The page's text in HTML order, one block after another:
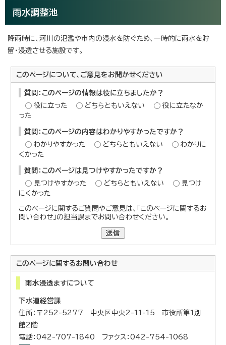
雨水調整池
降雨時に、河川の氾濫や市内の浸水を防ぐため、一時的に雨水を貯
留・浸透させる施設です。
このページについて、ご意見をお聞かせください
質問：このページの情報は役に立ちましたか？
役に立った
どちらともいえない
役に立たなか
った
質問：このページの内容はわかりやすかったですか？
わかりやすかった
どちらともいえない
わかりに
くかった
質問：このページは見つけやすかったですか？
見つけやすかった
どちらともいえない
見つけ
にくかった
このページに関するご質問やご意見は、「このページに関するお
問い合わせ」の担当課までお問い合わせください。
送信
このページに関するお問い合わせ
雨水浸透ますについて
下水道経営課
住所：〒252-5277 中央区中央2-11-15 市役所第1別
館2階
電話：042-707-1840 ファクス：042-754-1068